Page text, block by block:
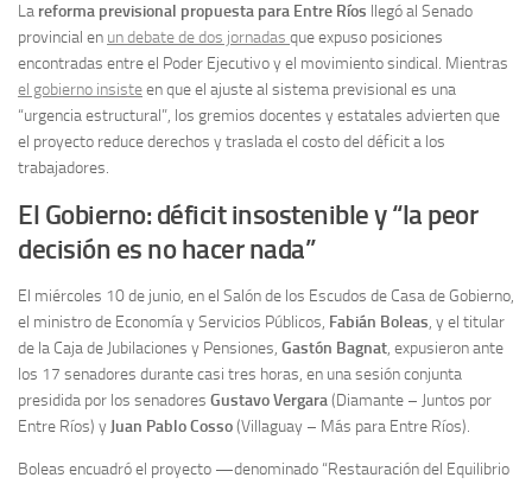
La reforma previsional propuesta para Entre Ríos llegó al Senado
provincial en un debate de dos jornadas que expuso posiciones
encontradas entre el Poder Ejecutivo y el movimiento sindical. Mientras
el gobierno insisteen que el ajuste al sistema previsional es una
“urgencia estructural”, los gremios docentes y estatales advierten que
el proyecto reduce derechos y traslada el costo del déficit a los
trabajadores.
El Gobierno: déficit insostenible y “la peor
decisión es no hacer nada”
El miércoles 10 de junio, en el Salón de los Escudos de Casa de Gobierno,
el ministro de Economía y Servicios Públicos, Fabián Boleas, y el titular
de la Caja de Jubilaciones y Pensiones, Gastón Bagnat, expusieron ante
los 17 senadores durante casi tres horas, en una sesión conjunta
presidida por los senadores Gustavo Vergara(Diamante – Juntos por
Entre Ríos) y Juan Pablo Cosso(Villaguay – Más para Entre Ríos).
Boleas encuadró el proyecto —denominado “Restauración del Equilibrio